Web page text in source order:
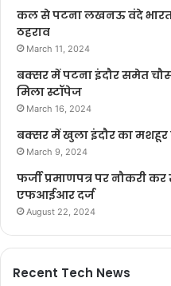
कल से पटना लखनऊ वंदे भारत
ठहराव
March 11, 2024
बक्सर में पटना इंदौर समेत
मिला स्टॉपेज
March 16, 2024
बक्सर में खुला इंदौर का मशहूर
March 9, 2024
फर्जी प्रमाणपत्र पर नौकरी कर
एफआईआर दर्ज
August 22, 2024
Recent Tech News